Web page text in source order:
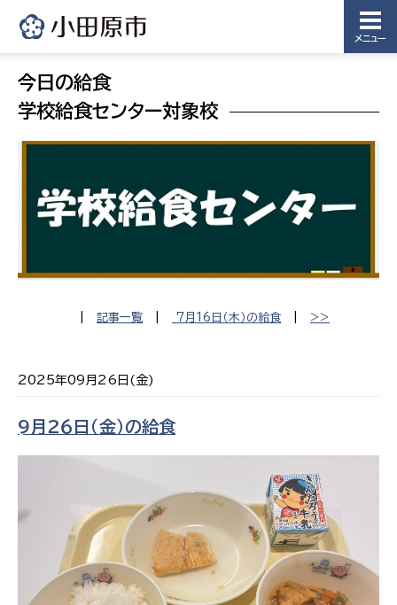
メニュー
今日の給食
学校給食センター対象校
記事一覧 7月16日（木）の給食 >>
2025年09月26日(金)
9月２６日（金）の給食